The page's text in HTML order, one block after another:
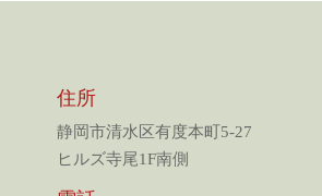
住所
静岡市清水区有度本町5-27
ヒルズ寺尾1F南側